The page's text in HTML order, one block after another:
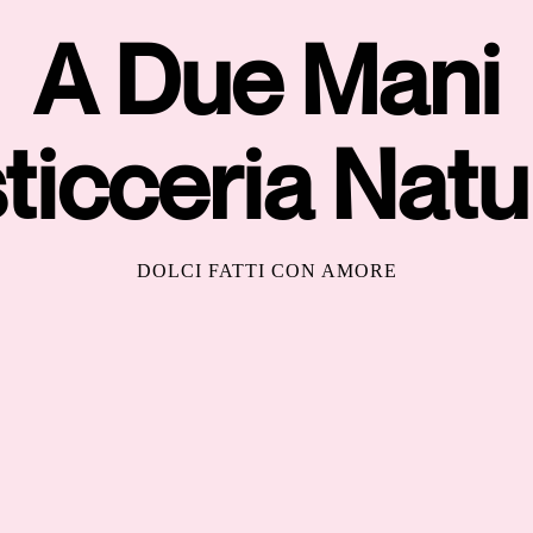
A Due Mani
DOLCI FATTI CON AMORE